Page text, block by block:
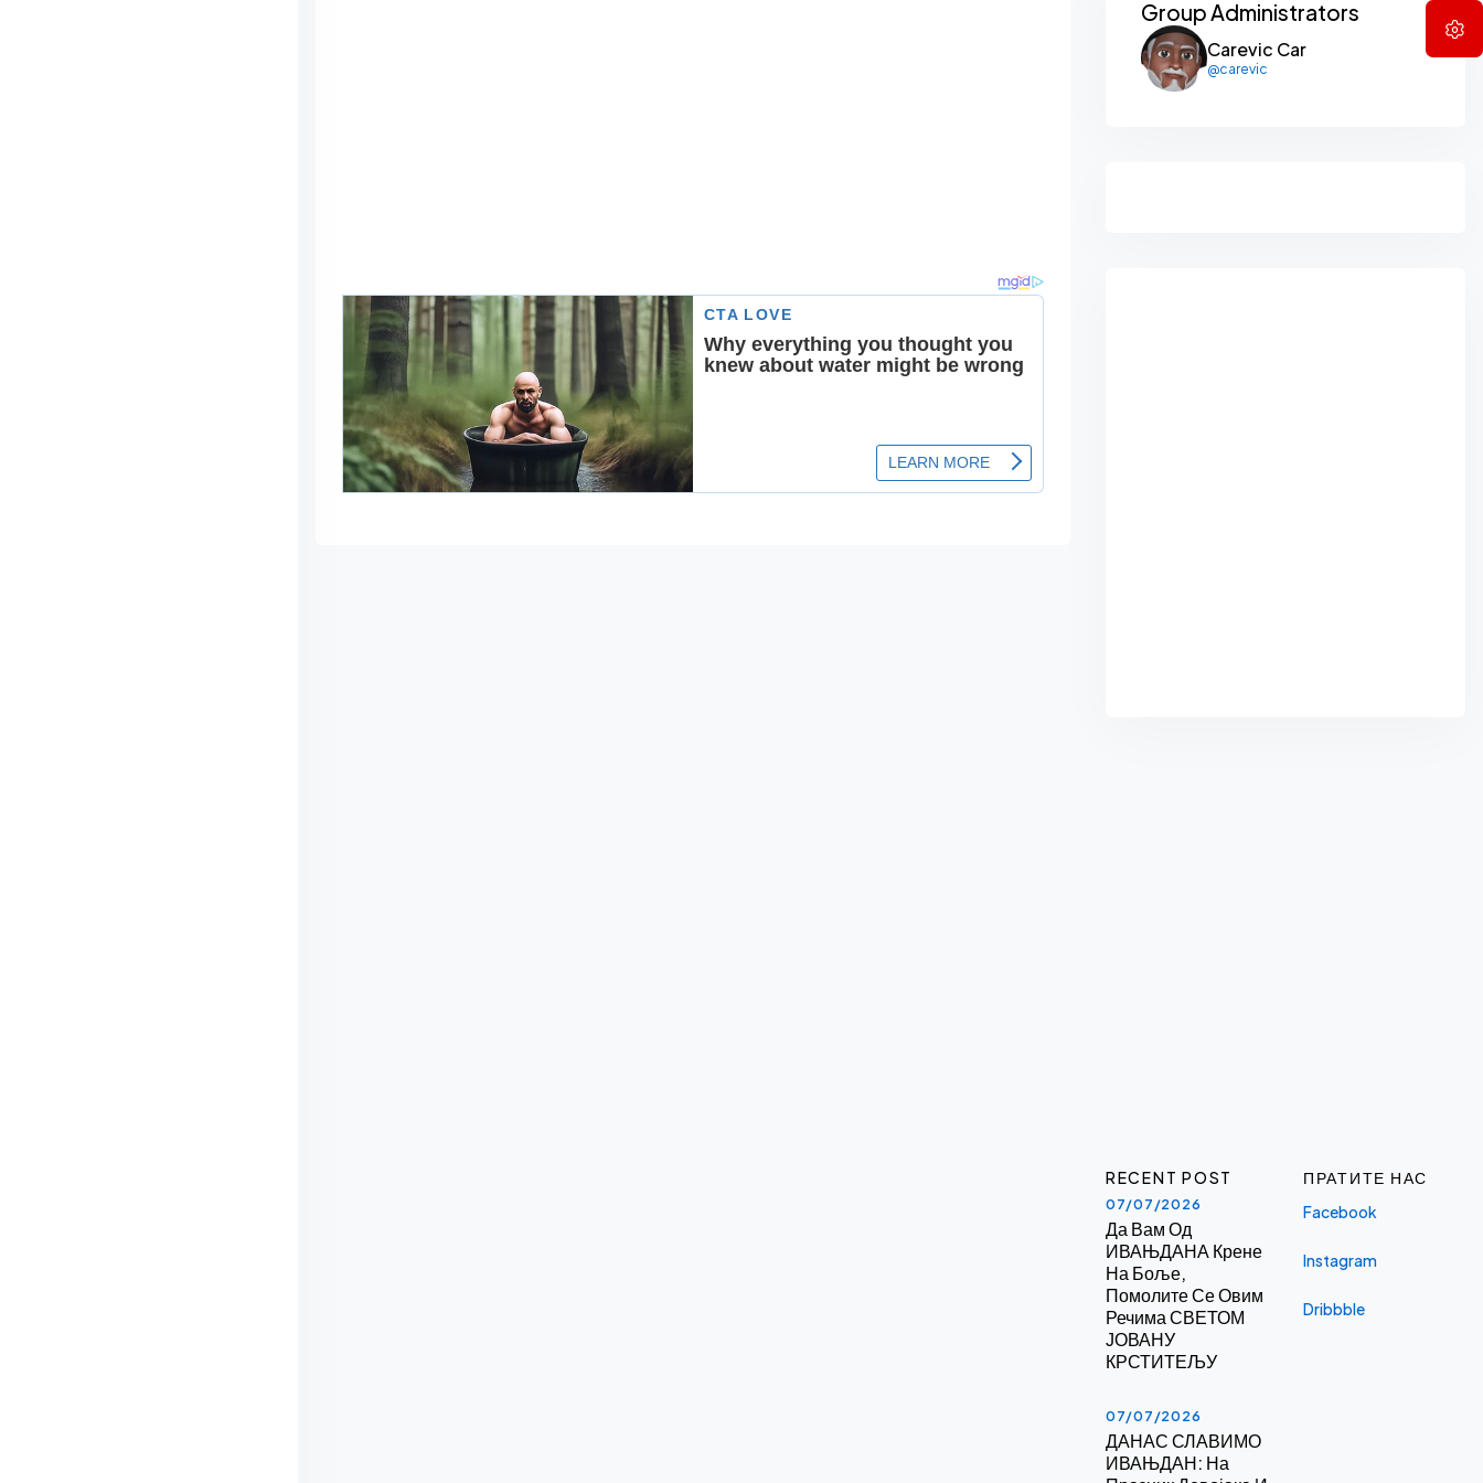
Group Administrators
Carevic Car
@carevic
RECENT POST
07/07/2026
Да Вам Од
ИВАЊДАНА Крене
На Боље,
Помолите Се Овим
Речима СВЕТОМ
ЈОВАНУ
КРСТИТЕЉУ
07/07/2026
ДАНАС СЛАВИМО
ИВАЊДАН: На
ПРАТИТЕ НАС
Facebook
Instagram
Dribbble